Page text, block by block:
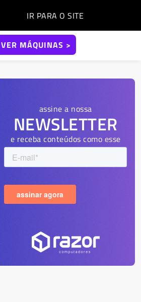
IR PARA O SITE
VER MÁQUINAS >
assine a nossa
NEWSLETTER
e receba conteúdos como esse